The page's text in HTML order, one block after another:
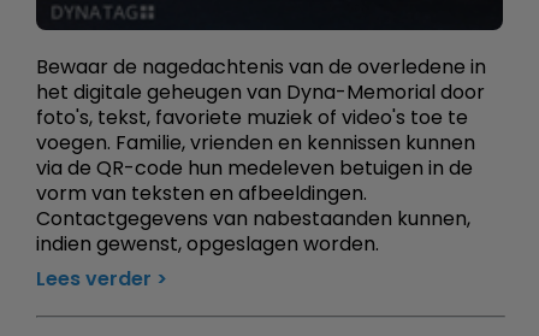
Bewaar de nagedachtenis van de overledene in
het digitale geheugen van Dyna-Memorial door
foto's, tekst, favoriete muziek of video's toe te
voegen. Familie, vrienden en kennissen kunnen
via de QR-code hun medeleven betuigen in de
vorm van teksten en afbeeldingen.
Contactgegevens van nabestaanden kunnen,
indien gewenst, opgeslagen worden.
Lees verder